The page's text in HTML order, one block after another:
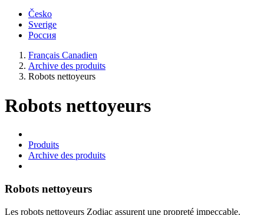
Česko
Sverige
Россия
Français Canadien
Archive des produits
Robots nettoyeurs
Robots nettoyeurs
Produits
Archive des produits
Robots nettoyeurs
Les robots nettoyeurs Zodiac assurent une propreté impeccable.